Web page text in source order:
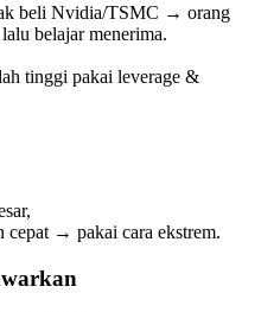
beli Nvidia/TSMC → orang
belajar menerima.
tinggi pakai leverage &
cepat → pakai cara ekstrem.